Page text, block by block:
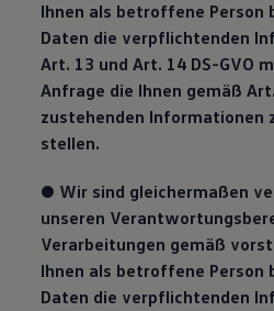
Ihnen als betroffene Person
Daten die verpflichtenden
Art. 13 und Art. 14 DS-GVO
Anfrage die Ihnen gemäß
zustehenden Informationen
stellen.
● Wir sind gleichermaßen
unseren
Verarbeitungen gemäß
Ihnen als betroffene Person
Daten die verpflichtenden